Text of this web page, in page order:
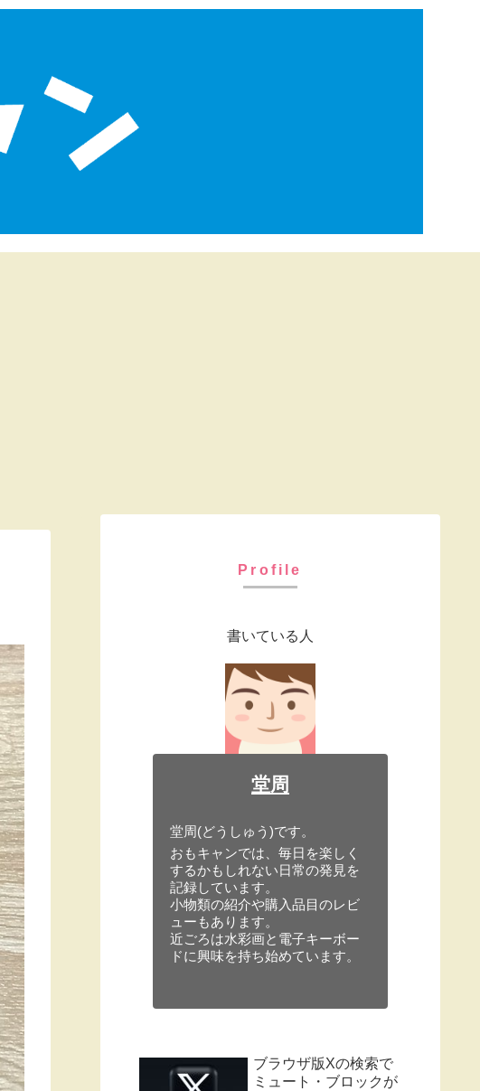
Profile
書いている人
堂周
堂周(どうしゅう)です。
おもキャンでは、毎日を楽しく
するかもしれない日常の発見を
記録しています。
小物類の紹介や購入品目のレビ
ューもあります。
近ごろは水彩画と電子キーボー
ドに興味を持ち始めています。
ブラウザ版Xの検索で
ミュート・ブロックが